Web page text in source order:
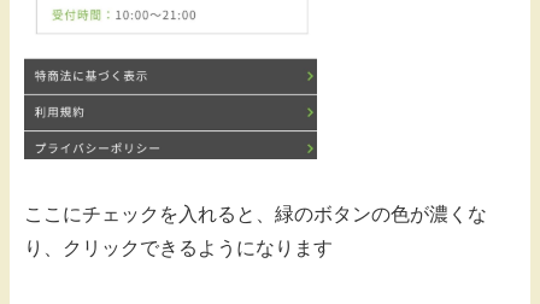
ここにチェックを入れると、緑のボタンの色が濃くな
り、クリックできるようになります